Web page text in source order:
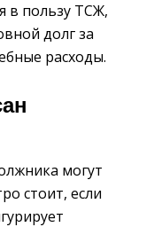
в пользу ТСЖ,
долг за
расходы.
могут
стоит, если